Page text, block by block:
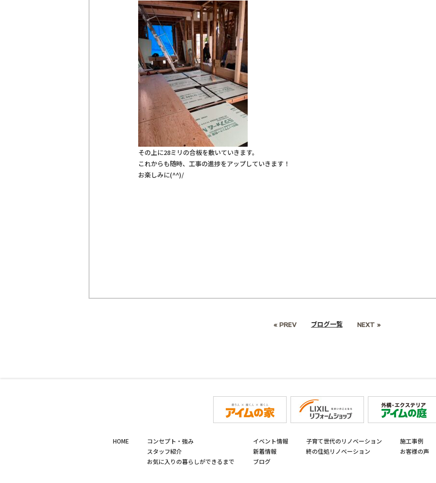
その上に28ミリの合板を敷いていきます。
これからも随時、工事の進捗をアップしていきます！
お楽しみに(^^)/
« PREV ブログ一覧 NEXT »
HOME
コンセプト・強み
スタッフ紹介
お気に入りの暮らしができるまで
イベント情報
新着情報
ブログ
子育て世代のリノベーション
終の住処リノベーション
施工事例
お客様の声